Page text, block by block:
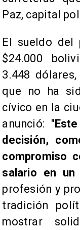
Paz, capital
El sueldo del
$24.000
3.448
que no ha
cívico en la
anunció: "
decisión,
compromiso
salario en un
profesión y
tradición
mostrar